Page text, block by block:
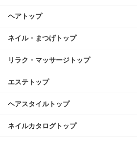
ヘアトップ
ネイル・まつげトップ
リラク・マッサージトップ
エステトップ
ヘアスタイルトップ
ネイルカタログトップ